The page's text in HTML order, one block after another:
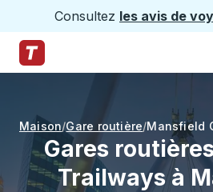
Consultez les avis de
Page d'accueil des sentiers
Maison Gare routière Mansfield
Gares
Trailways à